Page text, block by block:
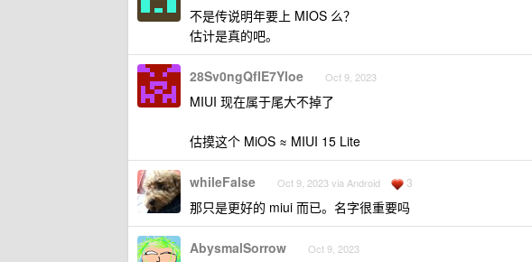
不是传说明年要上 MIOS 么？
估计是真的吧。
28Sv0ngQfIE7Yloe Oct 9, 2023
MIUI 现在属于尾大不掉了
估摸这个 MiOS ≈ MIUI 15 Lite
whileFalse Oct 9, 2023 via Android 3
那只是更好的 miui 而已。名字很重要吗
AbysmalSorrow Oct 9, 2023